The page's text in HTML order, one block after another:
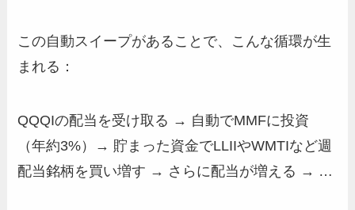
この自動スイープがあることで、こんな循環が生
まれる：
QQQIの配当を受け取る → 自動でMMFに投資
（年約3%）→ 貯まった資金でLLIIやWMTIなど週
配当銘柄を買い増す → さらに配当が増える → …